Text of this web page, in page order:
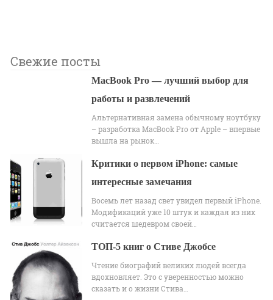
Свежие посты
MacBook Pro — лучший выбор для
работы и развлечений
Альтернативная замена обычному ноутбуку
– разработка MacBook Pro от Apple – впервые
вышла на рынок…
Критики о первом iPhone: самые
интересные замечания
Восемь лет назад свет увидел первый iPhone.
Модификаций уже 10 штук и каждая из них
считается шедевром своей…
ТОП-5 книг о Стиве Джобсе
Чтение биографий великих людей всегда
вдохновляет. Это с уверенностью можно
сказать и о жизни Стива…